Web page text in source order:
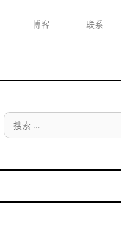
博客 联系
搜
索：